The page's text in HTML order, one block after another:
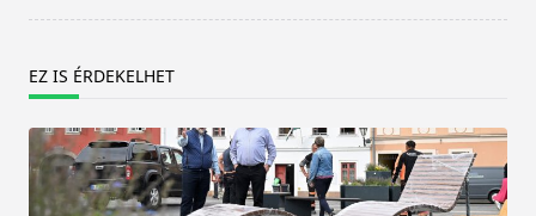
EZ IS ÉRDEKELHET